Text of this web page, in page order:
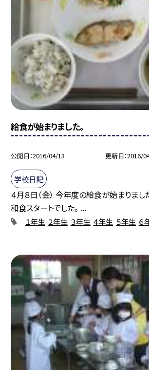
給食が始まりました。
公開日 2016/04/13 更新日 2016/
学校日記
４月８日（金） 今年度の給食が始まりまし
和食スタートでした。 ...
１年生 ２年生 ３年生 ４年生 ５年生 ６